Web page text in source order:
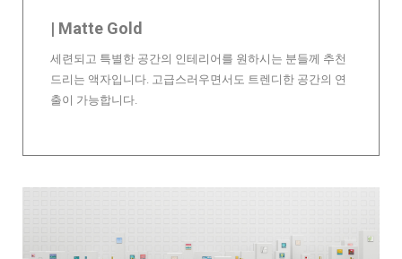
| Matte Gold
세련되고 특별한 공간의 인테리어를 원하시는 분들께 추천
드리는 액자입니다. 고급스러우면서도 트렌디한 공간의 연
출이 가능합니다.